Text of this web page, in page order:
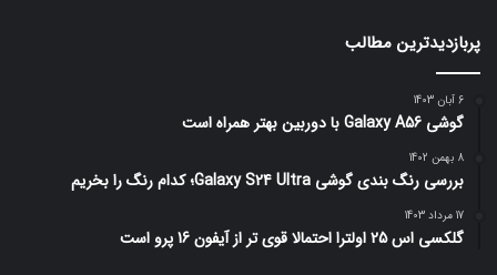
پربازدیدترین مطالب
6 آبان 1403
گوشی Galaxy A56 با دوربین بهتر همراه است
8 بهمن 1402
بررسی رنگ بندی گوشی Galaxy S24 Ultra؛ کدام رنگ را بخریم
17 مرداد 1403
گلکسی اس 25 اولترا احتمالا قوی تر از آیفون 16 پرو است